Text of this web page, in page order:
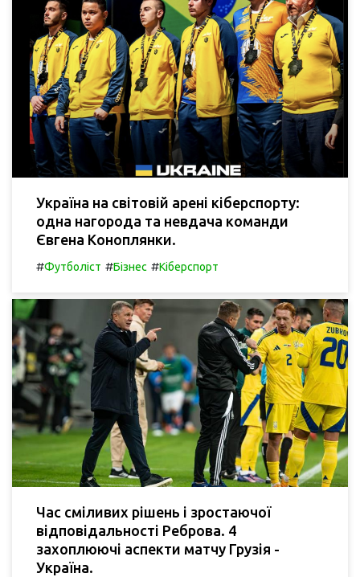
Україна на світовій арені кіберспорту:
одна нагорода та невдача команди
Євгена Коноплянки.
#Футболіст #Бізнес #Кіберспорт
Час сміливих рішень і зростаючої
відповідальності Реброва. 4
захоплюючі аспекти матчу Грузія -
Україна.